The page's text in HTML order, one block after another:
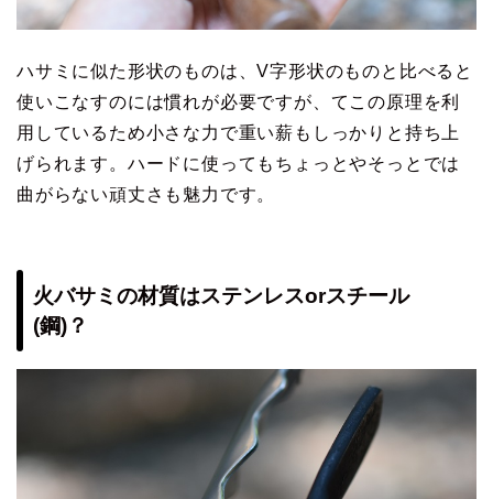
ハサミに似た形状のものは、V字形状のものと比べると
使いこなすのには慣れが必要ですが、てこの原理を利
用しているため小さな力で重い薪もしっかりと持ち上
げられます。ハードに使ってもちょっとやそっとでは
曲がらない頑丈さも魅力です。
火バサミの材質はステンレスorスチール
(鋼)？